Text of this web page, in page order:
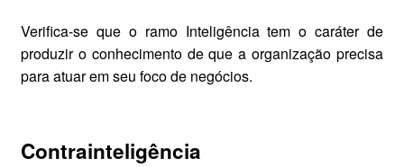
Verifica-se que o ramo Inteligência tem o caráter de
produzir o conhecimento de que a organização precisa
para atuar em seu foco de negócios.
Contrainteligência